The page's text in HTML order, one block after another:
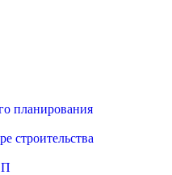
планирования
строительства